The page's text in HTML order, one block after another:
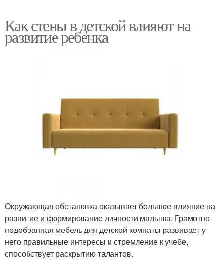
Как стены в детской влияют на
развитие ребенка
Окружающая обстановка оказывает большое влияние на
развитие и формирование личности малыша. Грамотно
подобранная мебель для детской комнаты развивает у
него правильные интересы и стремление к учебе,
способствует раскрытию талантов.